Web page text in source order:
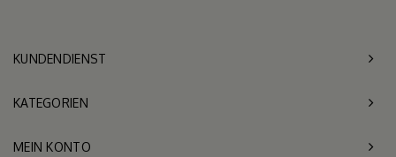
KUNDENDIENST
KATEGORIEN
MEIN KONTO